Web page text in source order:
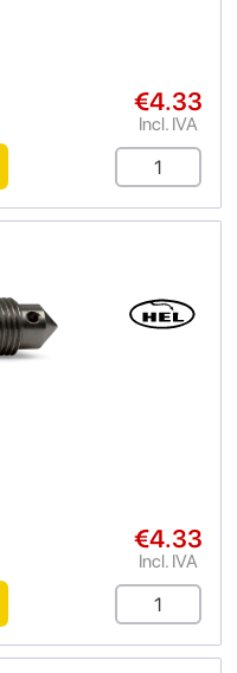
€4.33
Incl. IVA
€4.33
Incl. IVA